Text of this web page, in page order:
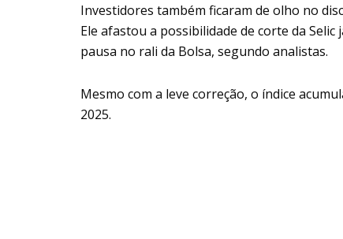
Investidores também ficaram de olho no
Ele afastou a possibilidade de corte da
pausa no rali da Bolsa, segundo analistas.
Mesmo com a leve correção, o índice
2025.